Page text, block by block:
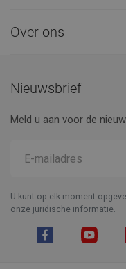
Over ons
Nieuwsbrief
Meld u aan voor de
U kunt op elk moment
onze juridische informatie.